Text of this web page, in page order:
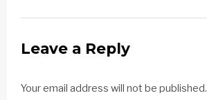
Leave a Reply
Your email address will not be published.